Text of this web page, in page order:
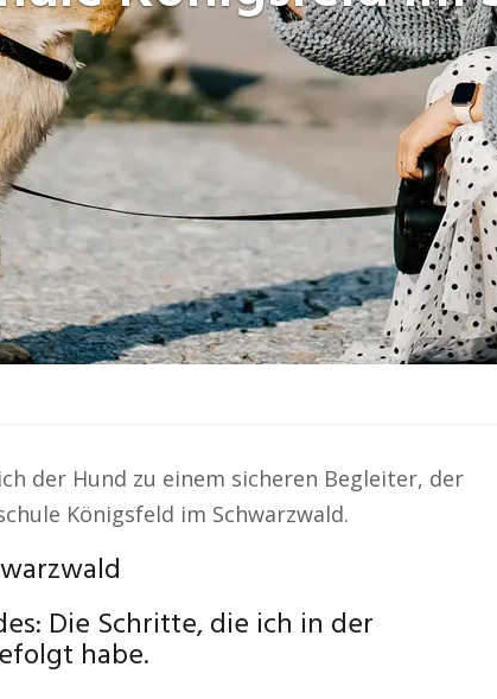
der Hund zu einem sicheren Begleiter, der
Königsfeld im Schwarzwald.
Die Schritte, die ich in der
habe.